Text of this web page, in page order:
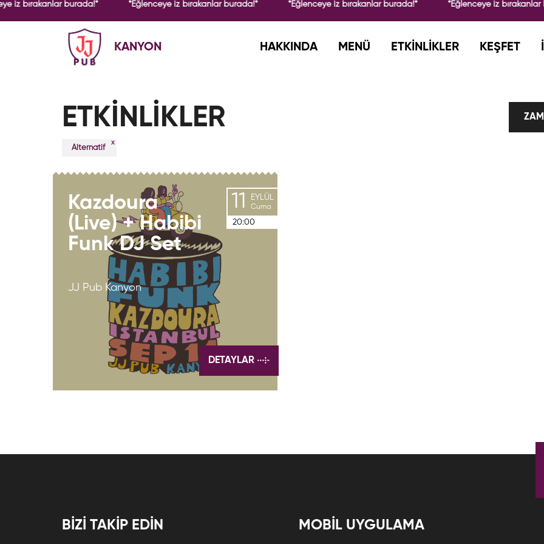
iz bırakanlar burada!* *Eğlenceye iz bırakanlar burada!* *Eğlenceye iz bırakanlar burada!* *Eğlenceye iz bırakanlar
KANYON HAKKINDA MENÜ ETKİNLİKLER KEŞFET
ETKİNLİKLER
Alternatif
x
Kazdoura
(Live) + Habibi
Funk DJ Set
JJ Pub Kanyon
11 EYLÜL
Cuma
20:00
DETAYLAR
BİZİ TAKİP EDİN MOBİL UYGULAMA